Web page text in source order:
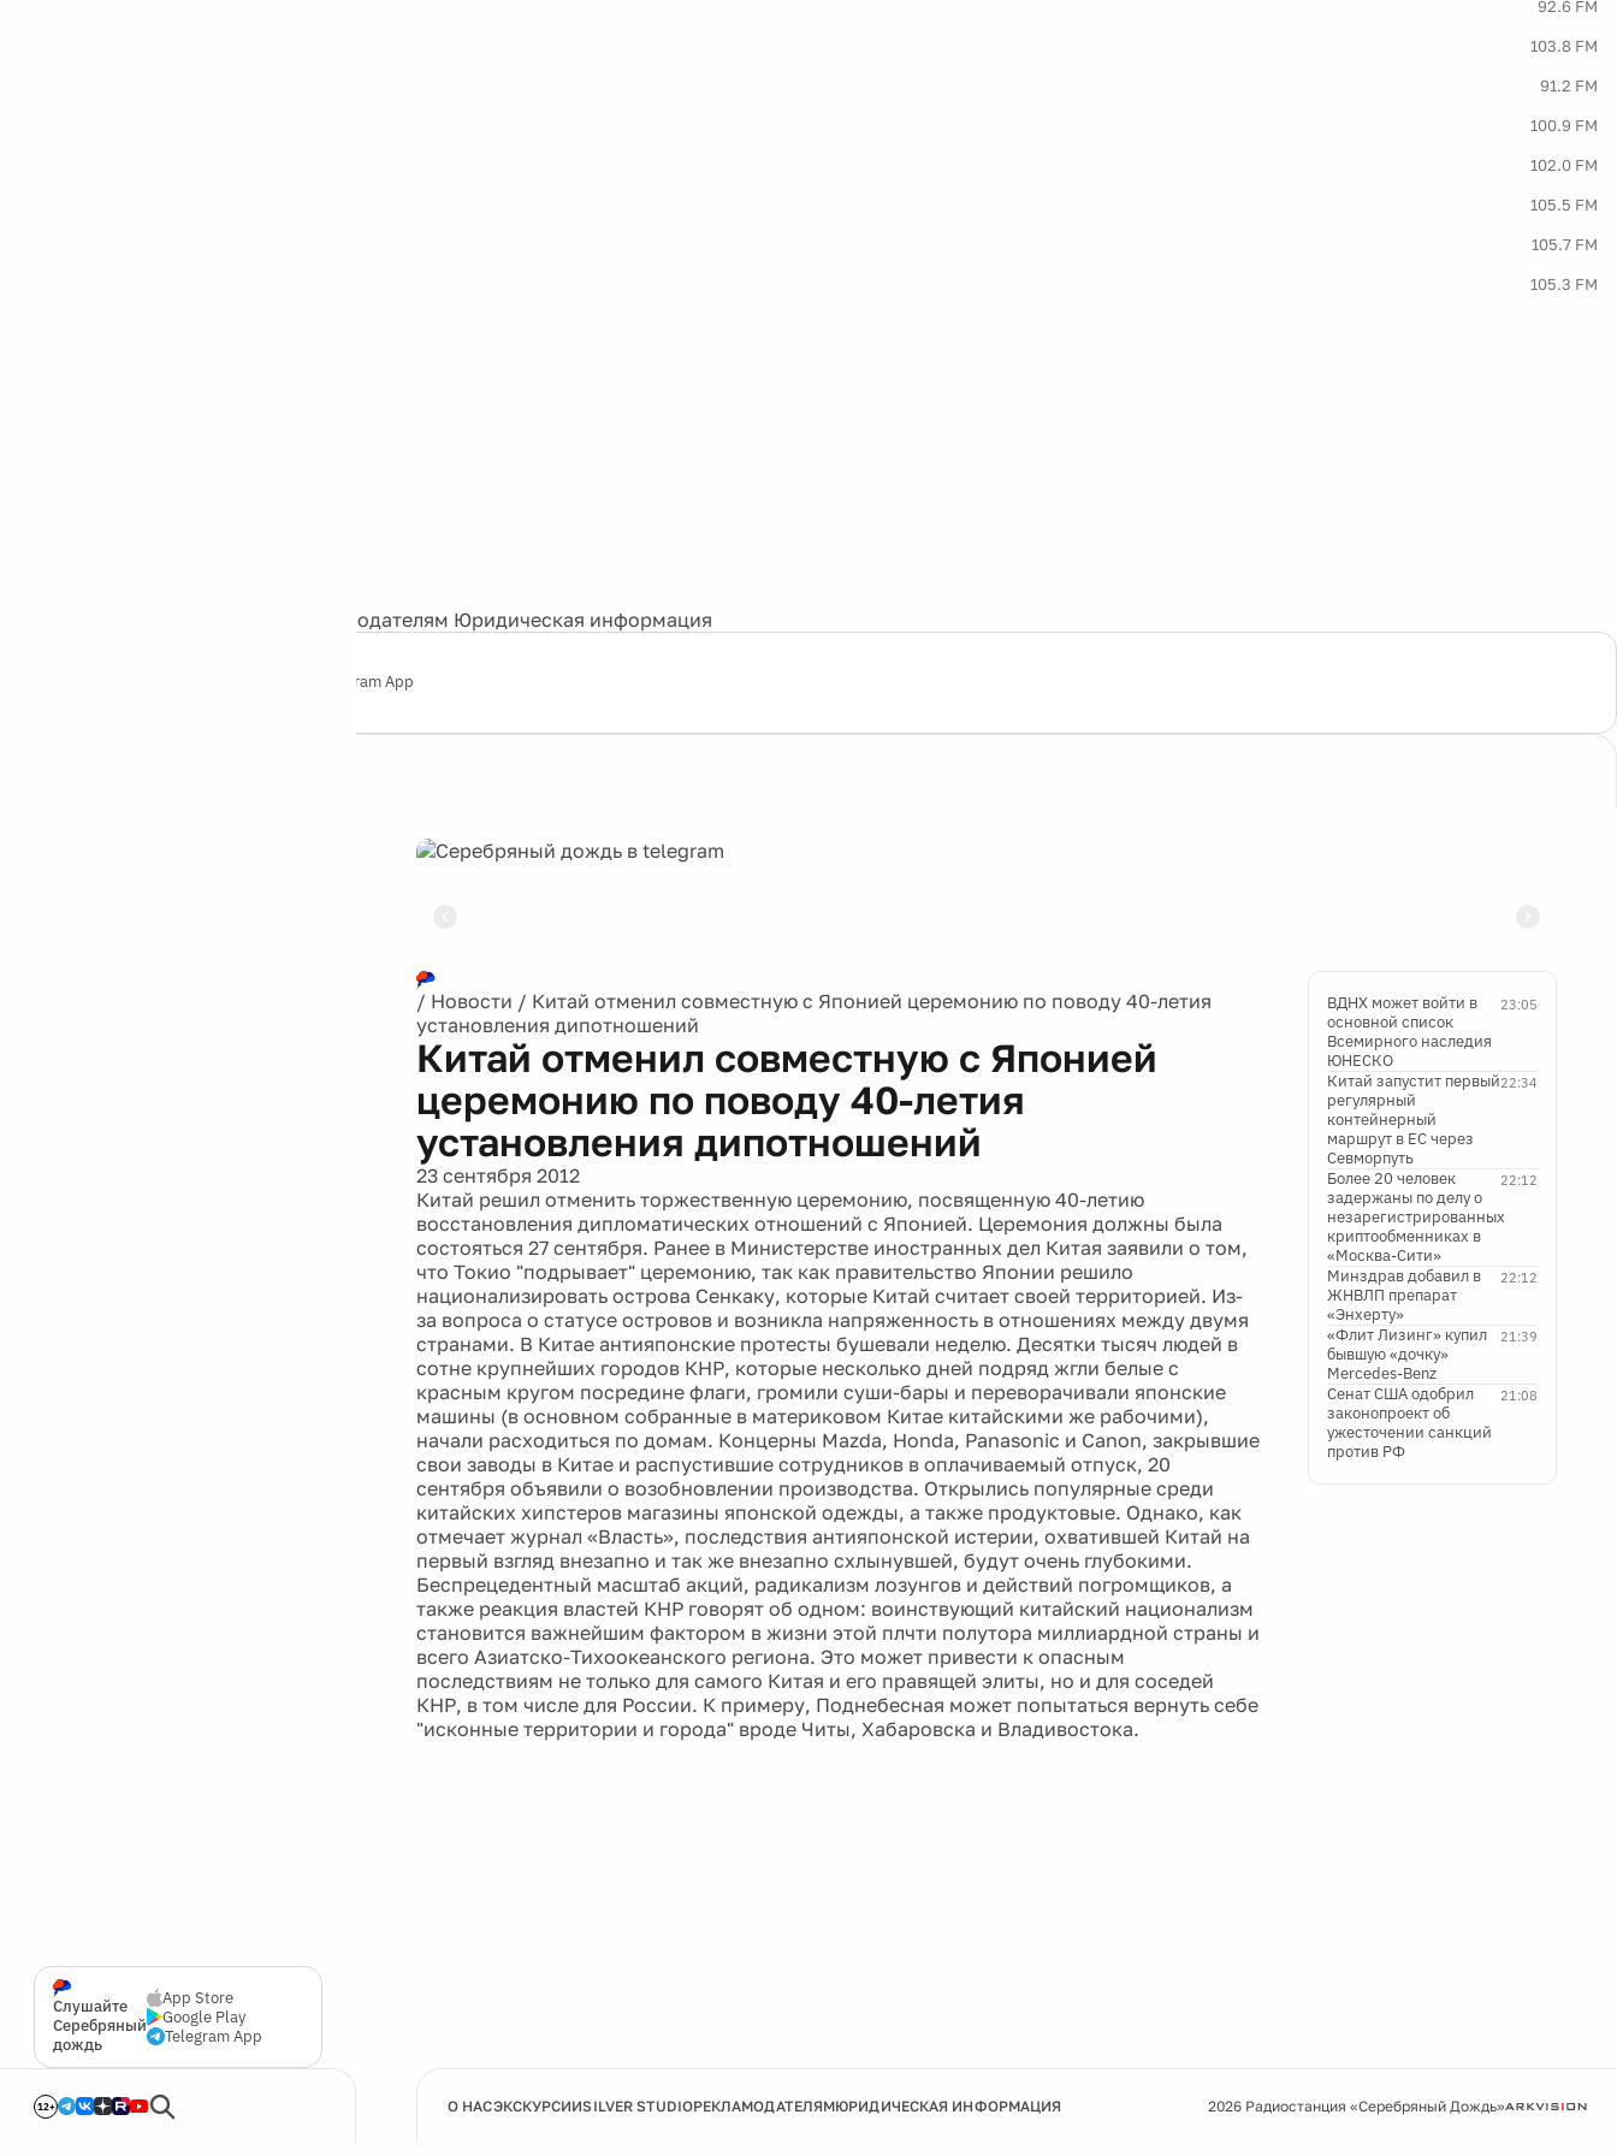
92.6 FM
103.8 FM
91.2 FM
100.9 FM
102.0 FM
105.5 FM
105.7 FM
105.3 FM
Рекламодателям Юридическая информация
Telegram App
Слушайте
Серебряный
дождь
App Store
Google Play
Telegram App
12+
/ Новости / Китай отменил совместную с Японией церемонию по поводу 40-летия
установления дипотношений
Китай отменил совместную с Японией
церемонию по поводу 40-летия
установления дипотношений
23 сентября 2012
Китай решил отменить торжественную церемонию, посвященную 40-летию
восстановления дипломатических отношений с Японией. Церемония должны была
состояться 27 сентября. Ранее в Министерстве иностранных дел Китая заявили о том,
что Токио "подрывает" церемонию, так как правительство Японии решило
национализировать острова Сенкаку, которые Китай считает своей территорией. Из-
за вопроса о статусе островов и возникла напряженность в отношениях между двумя
странами. В Китае антияпонские протесты бушевали неделю. Десятки тысяч людей в
сотне крупнейших городов КНР, которые несколько дней подряд жгли белые с
красным кругом посредине флаги, громили суши-бары и переворачивали японские
машины (в основном собранные в материковом Китае китайскими же рабочими),
начали расходиться по домам. Концерны Mazda, Honda, Panasonic и Canon, закрывшие
свои заводы в Китае и распустившие сотрудников в оплачиваемый отпуск, 20
сентября объявили о возобновлении производства. Открылись популярные среди
китайских хипстеров магазины японской одежды, а также продуктовые. Однако, как
отмечает журнал «Власть», последствия антияпонской истерии, охватившей Китай на
первый взгляд внезапно и так же внезапно схлынувшей, будут очень глубокими.
Беспрецедентный масштаб акций, радикализм лозунгов и действий погромщиков, а
также реакция властей КНР говорят об одном: воинствующий китайский национализм
становится важнейшим фактором в жизни этой плчти полутора миллиардной страны и
всего Азиатско-Тихоокеанского региона. Это может привести к опасным
последствиям не только для самого Китая и его правящей элиты, но и для соседей
КНР, в том числе для России. К примеру, Поднебесная может попытаться вернуть себе
"исконные территории и города" вроде Читы, Хабаровска и Владивостока.
23:05
ВДНХ может войти в
основной список
Всемирного наследия
ЮНЕСКО
22:34
Китай запустит первый
регулярный
контейнерный
маршрут в ЕС через
Севморпуть
22:12
Более 20 человек
задержаны по делу о
незарегистрированных
криптообменниках в
«Москва-Сити»
22:12
Минздрав добавил в
ЖНВЛП препарат
«Энхерту»
21:39
«Флит Лизинг» купил
бывшую «дочку»
Mercedes-Benz
21:08
Сенат США одобрил
законопроект об
ужесточении санкций
против РФ
О НАСЭКСКУРСИИSILVER STUDIOРЕКЛАМОДАТЕЛЯМЮРИДИЧЕСКАЯ ИНФОРМАЦИЯ 2026 Радиостанция «Серебряный Дождь»